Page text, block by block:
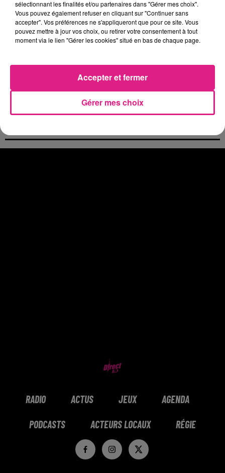
4 août 2026
Officiel : le lac de Madine reporte son feu d’artifice
4 août 2026
Eclipse Solaire du 12 août : où voir ce phénomène en Lorraine ?
Chalets de Noël solidaires : la ville de Metz lance un appel à...
Vosges : les feux d’artifice de Gérardmer sont annulés
Insolite : cette émission de télévision recherche des candidats...
RADIO ACTUS JEUX AGENDA
PODCASTS ACTEURS LOCAUX RÉGIE
sélectionnant les finalités et/ou partenaires dans "Gérer mes choix".
Vous pouvez également refuser en cliquant sur "Continuer sans
accepter". Vos préférences ne s'appliqueront que pour ce site. Vous
pouvez mettre à jour vos choix, ou retirer votre consentement à tout
moment via le lien "Gérer les cookies" situé en bas de chaque page.
Gérer mes choix
Accepter et fermer